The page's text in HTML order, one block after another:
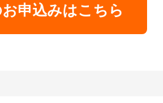
申込みはこちら